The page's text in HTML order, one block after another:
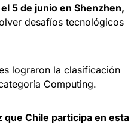
5 de junio en Shenzhen,
desafíos tecnológicos
lograron la clasificación
Computing.
que Chile participa en esta